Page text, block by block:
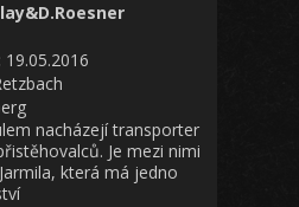
19.05.2016
nacházejí transporter
Je mezi nimi
která má jedno